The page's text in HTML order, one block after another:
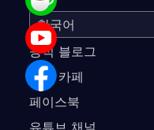
공식 블로그
공식 카페
페이스북
유튜브 채널